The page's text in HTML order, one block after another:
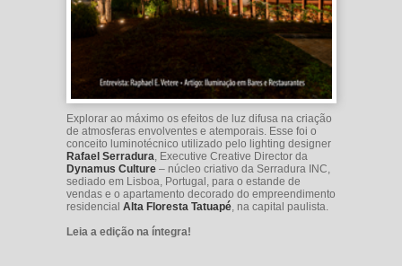
Explorar ao máximo os efeitos de luz difusa na criação
de atmosferas envolventes e atemporais. Esse foi o
conceito luminotécnico utilizado pelo lighting designer
Rafael Serradura, Executive Creative Director da
Dynamus Culture – núcleo criativo da Serradura INC,
sediado em Lisboa, Portugal, para o estande de
vendas e o apartamento decorado do empreendimento
residencial Alta Floresta Tatuapé, na capital paulista.
Leia a edição na íntegra!